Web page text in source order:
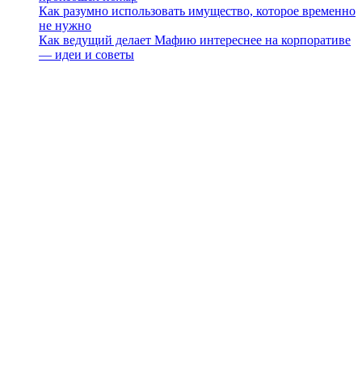
Как разумно использовать имущество, которое временно
не нужно
Как ведущий делает Мафию интереснее на корпоративе
— идеи и советы